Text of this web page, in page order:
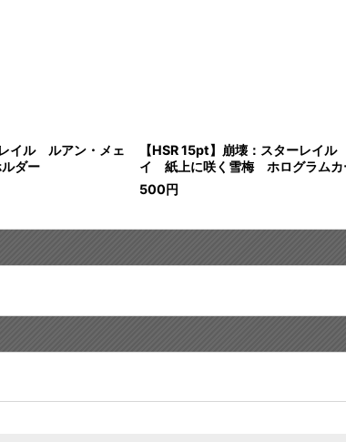
イル ルアン・メェ
ダー
【HSR 15pt】崩壊：スターレイ
イ 紙上に咲く雪梅 ホログラムカ
500円